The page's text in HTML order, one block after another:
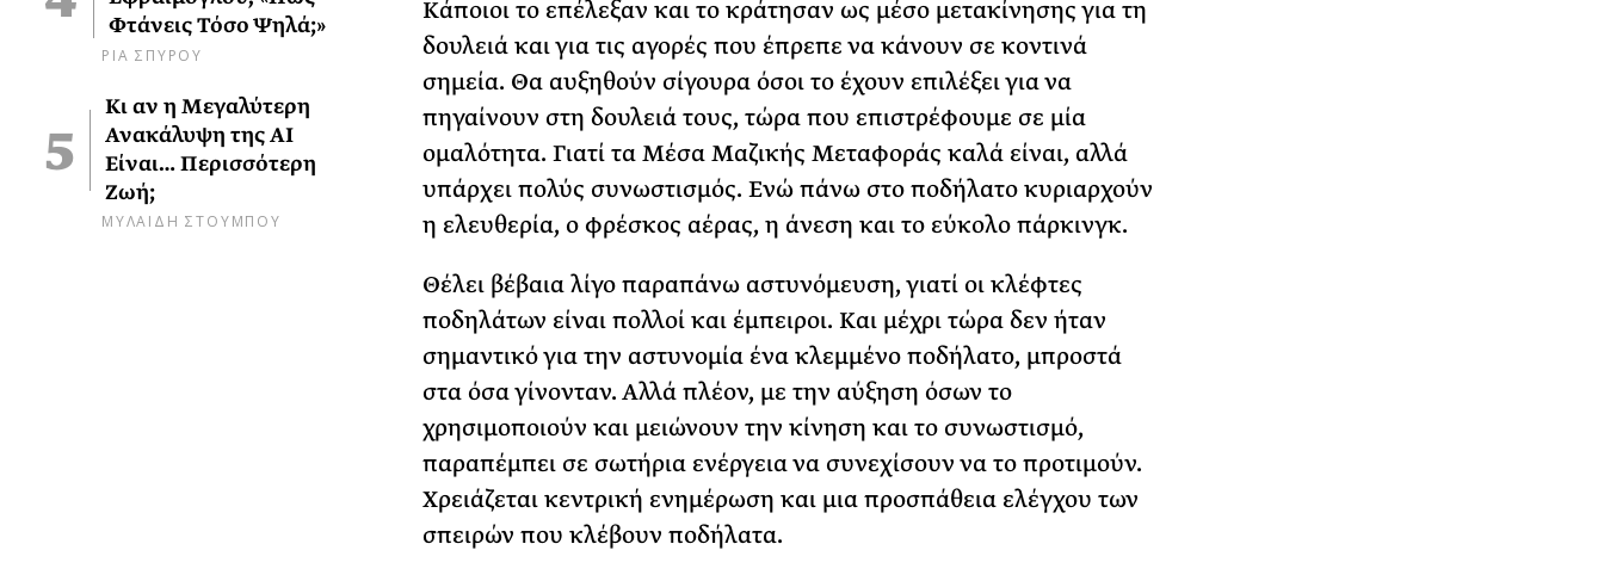
Φτάνεις Τόσο Ψηλά;»
ΡΙΑ ΣΠΥΡΟΥ
Κι αν η Μεγαλύτερη
Ανακάλυψη της AI
Είναι… Περισσότερη
Ζωή;
ΜΥΛΑΙΔΗ ΣΤΟΥΜΠΟΥ
Κάποιοι το επέλεξαν και το κράτησαν ως μέσο μετακίνησης για τη
δουλειά και για τις αγορές που έπρεπε να κάνουν σε κοντινά
σημεία. Θα αυξηθούν σίγουρα όσοι το έχουν επιλέξει για να
πηγαίνουν στη δουλειά τους, τώρα που επιστρέφουμε σε μία
ομαλότητα. Γιατί τα Μέσα Μαζικής Μεταφοράς καλά είναι, αλλά
υπάρχει πολύς συνωστισμός. Ενώ πάνω στο ποδήλατο κυριαρχούν
η ελευθερία, ο φρέσκος αέρας, η άνεση και το εύκολο πάρκινγκ.
Θέλει βέβαια λίγο παραπάνω αστυνόμευση, γιατί οι κλέφτες
ποδηλάτων είναι πολλοί και έμπειροι. Και μέχρι τώρα δεν ήταν
σημαντικό για την αστυνομία ένα κλεμμένο ποδήλατο, μπροστά
στα όσα γίνονταν. Αλλά πλέον, με την αύξηση όσων το
χρησιμοποιούν και μειώνουν την κίνηση και το συνωστισμό,
παραπέμπει σε σωτήρια ενέργεια να συνεχίσουν να το προτιμούν.
Χρειάζεται κεντρική ενημέρωση και μια προσπάθεια ελέγχου των
σπειρών που κλέβουν ποδήλατα.